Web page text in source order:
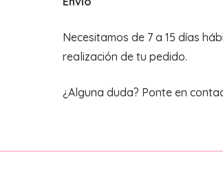
DE
NUBE
Necesitamos de 7 a 15 días
realización de tu pedido.
¿Alguna duda? Ponte en